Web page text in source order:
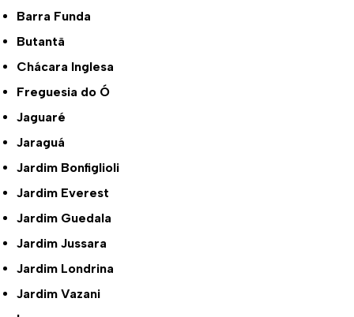
Barra Funda
Butantã
Chácara Inglesa
Freguesia do Ó
Jaguaré
Jaraguá
Jardim Bonfiglioli
Jardim Everest
Jardim Guedala
Jardim Jussara
Jardim Londrina
Jardim Vazani